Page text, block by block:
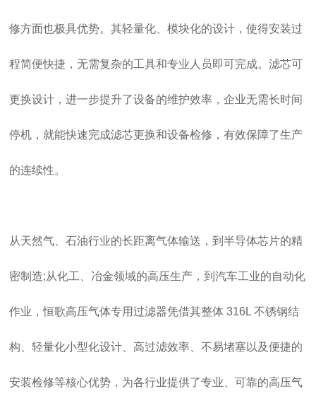
修方面也极具优势。其轻量化、模块化的设计，使得安装过
程简便快捷，无需复杂的工具和专业人员即可完成。滤芯可
更换设计，进一步提升了设备的维护效率，企业无需长时间
停机，就能快速完成滤芯更换和设备检修，有效保障了生产
的连续性。
从天然气、石油行业的长距离气体输送，到半导体芯片的精
密制造;从化工、冶金领域的高压生产，到汽车工业的自动化
作业，恒歌高压气体专用过滤器凭借其整体 316L 不锈钢结
构、轻量化小型化设计、高过滤效率、不易堵塞以及便捷的
安装检修等核心优势，为各行业提供了专业、可靠的高压气